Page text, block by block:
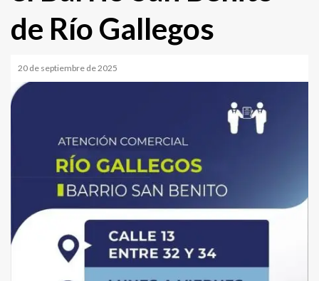
de Río Gallegos
20 de septiembre de 2025